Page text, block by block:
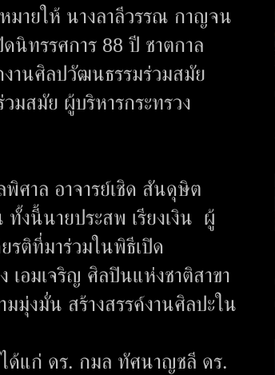
มายให้ นางลาลีวรรณ กาญจน
นิทรรศการ 88 ปี ชาตกาล
งานศิลปวัฒนธรรมร่วมสมัย
มสมัย ผู้บริหารกระทรวง
ศาล อาจารย์เชิด สันดุษิต
งนี้นายประสพ เรียงเงิน ผู้
รติที่มาร่วมในพิธีเปิด
เอมเจริญ ศิลปินแห่งชาติสาขา
มุ่งมั่น สร้างสรรค์งานศิลปะใน
ด้แก่ ดร. กมล ทัศนาญชลี ดร.